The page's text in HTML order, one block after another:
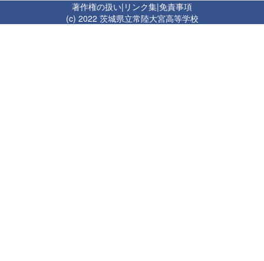
著作権の扱い| リンク集|免責事項
(c) 2022 茨城県立常陸大宮高等学校